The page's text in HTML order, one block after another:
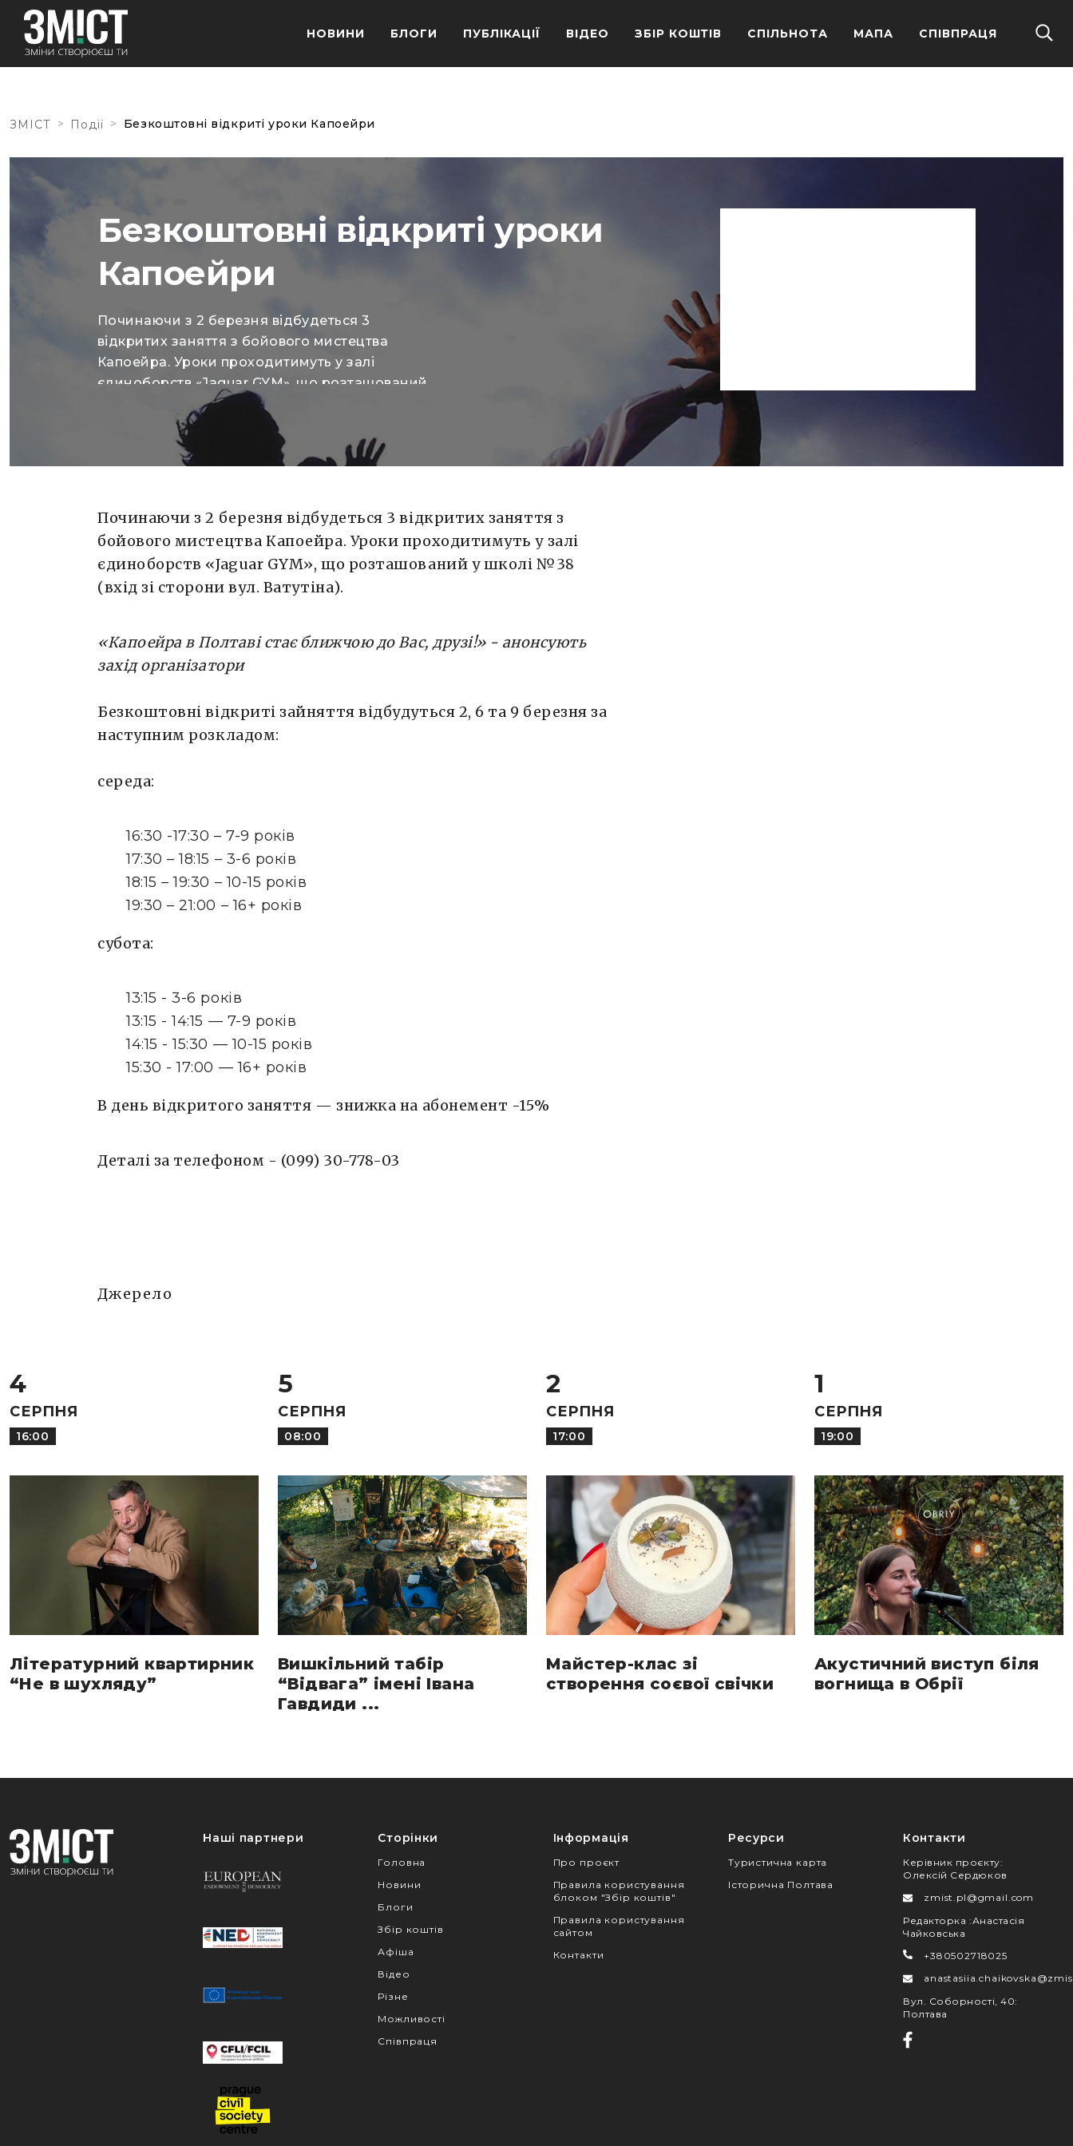
НОВИНИ БЛОГИ ПУБЛІКАЦІЇ ВІДЕО ЗБІР КОШТІВ СПІЛЬНОТА МАПА СПІВПРАЦЯ
ЗМІСТ > Події > Безкоштовні відкриті уроки Капоейри
Безкоштовні відкриті уроки
Капоейри
Починаючи з 2 березня відбудеться 3
відкритих заняття з бойового мистецтва
Капоейра. Уроки проходитимуть у залі
єдиноборств «Jaguar GYM», що розташований
у школі №38 (вхід зі сторони вул. Ватутіна).
«Капоейра в Полтаві стає ближчою до Вас,
друзі!» – анонсують захід організатори
Безкоштовні відкриті зайняття відбудуться 2, 6
Починаючи з 2 березня відбудеться 3 відкритих заняття з
бойового мистецтва Капоейра. Уроки проходитимуть у залі
єдиноборств «Jaguar GYM», що розташований у школі №38
(вхід зі сторони вул. Ватутіна).
«Капоейра в Полтаві стає ближчою до Вас, друзі!» - анонсують
захід організатори
Безкоштовні відкриті зайняття відбудуться 2, 6 та 9 березня за
наступним розкладом:
середа:
16:30 -17:30 – 7-9 років
17:30 – 18:15 – 3-6 років
18:15 – 19:30 – 10-15 років
19:30 – 21:00 – 16+ років
субота:
13:15 - 3-6 років
13:15 - 14:15 — 7-9 років
14:15 - 15:30 — 10-15 років
15:30 - 17:00 — 16+ років
В день відкритого заняття — знижка на абонемент -15%
Деталі за телефоном - (099) 30-778-03
Джерело
4
СЕРПНЯ
16:00
Літературний квартирник
“Не в шухляду”
5
СЕРПНЯ
08:00
Вишкільний табір
“Відвага” імені Івана
Гавдиди ...
2
СЕРПНЯ
17:00
Майстер-клас зі
створення соєвої свічки
1
СЕРПНЯ
19:00
Акустичний виступ біля
вогнища в Обрії
Наші партнери Сторінки
Головна
Новини
Блоги
Збір коштів
Афіша
Відео
Різне
Можливості
Співпраця
Інформація
Про проєкт
Правила користування
блоком "Збір коштів"
Правила користування
сайтом
Контакти
Ресурси
Туристична карта
Історична Полтава
Контакти
Керівник проєкту:
Олексій Сердюков
zmist.pl@gmail.com
Редакторка :Анастасія
Чайковська
+380502718025
Вул. Соборності, 40:
Полтава